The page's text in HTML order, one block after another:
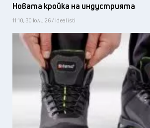
Новата кройка на индустрията
11:10, 30 юли 26 / Idealisti